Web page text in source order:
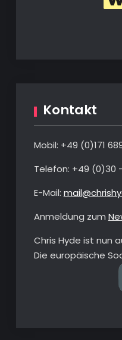
Kontakt
Mobil: +49 ‭(0)‭171
Telefon: ‭+49 (0)30
E-Mail:
Anmeldung zum
Chris Hyde ist nun
Die europäische